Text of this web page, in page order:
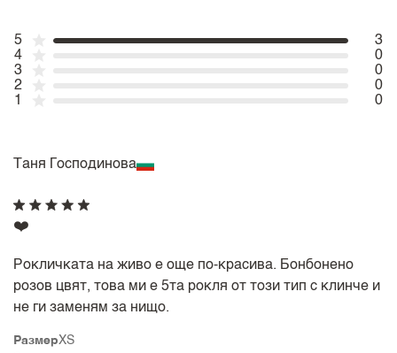
5
3
4
0
3
0
2
0
1
0
Таня Господинова
РазмерXS
❤️
Рокличката на живо е още по-красива. Бонбонено
розов цвят, това ми е 5та рокля от този тип с клинче и
не ги заменям за нищо.